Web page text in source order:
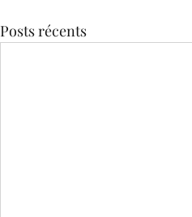
Posts récents